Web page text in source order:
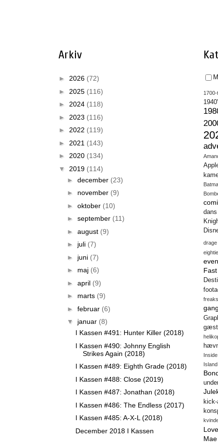
Arkiv
► 2026 (72)
► 2025 (116)
► 2024 (118)
► 2023 (116)
► 2022 (119)
► 2021 (143)
► 2020 (134)
▼ 2019 (114)
► december (23)
► november (9)
► oktober (10)
► september (11)
► august (9)
► juli (7)
► juni (7)
► maj (6)
► april (9)
► marts (9)
► februar (6)
▼ januar (8)
I Kassen #491: Hunter Killer (2018)
I Kassen #490: Johnny English
Strikes Again (2018)
I Kassen #489: Eighth Grade (2018)
I Kassen #488: Close (2019)
I Kassen #487: Jonathan (2018)
I Kassen #486: The Endless (2017)
I Kassen #485: A-X-L (2018)
December 2018 I Kassen
1700-
dans
drage
freaks
Island